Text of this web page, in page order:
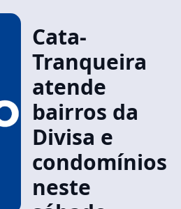
Cata-
Tranqueira
atende
bairros da
Divisa e
condomínios
neste